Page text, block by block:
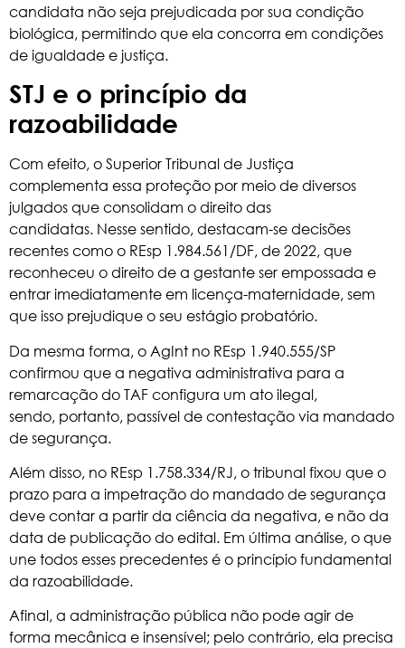
candidata não seja prejudicada por sua condição
biológica, permitindo que ela concorra em condições
de igualdade e justiça.
STJ e o princípio da
razoabilidade
Com efeito, o Superior Tribunal de Justiça
complementa essa proteção por meio de diversos
julgados que consolidam o direito das
candidatas. Nesse sentido, destacam-se decisões
recentes como o REsp 1.984.561/DF, de 2022, que
reconheceu o direito de a gestante ser empossada e
entrar imediatamente em licença-maternidade, sem
que isso prejudique o seu estágio probatório.
Da mesma forma, o AgInt no REsp 1.940.555/SP
confirmou que a negativa administrativa para a
remarcação do TAF configura um ato ilegal,
sendo, portanto, passível de contestação via mandado
de segurança.
Além disso, no REsp 1.758.334/RJ, o tribunal fixou que o
prazo para a impetração do mandado de segurança
deve contar a partir da ciência da negativa, e não da
data de publicação do edital. Em última análise, o que
une todos esses precedentes é o princípio fundamental
da razoabilidade.
Afinal, a administração pública não pode agir de
forma mecânica e insensível; pelo contrário, ela precisa